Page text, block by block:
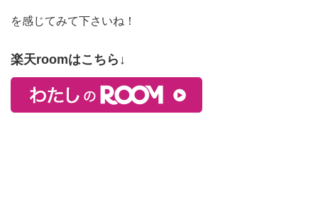
を感じてみて下さいね！
楽天roomはこちら↓